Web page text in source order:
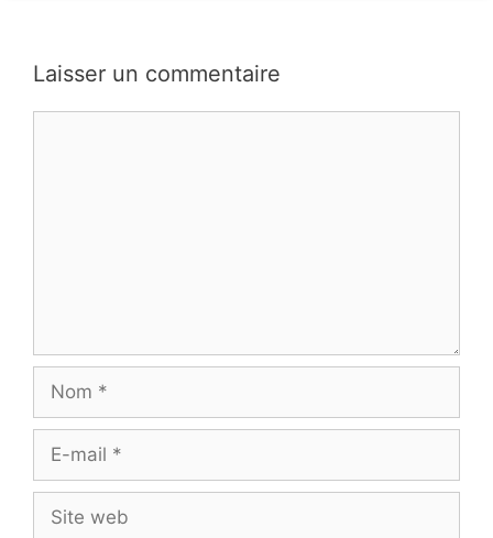
Laisser un commentaire
mail
web